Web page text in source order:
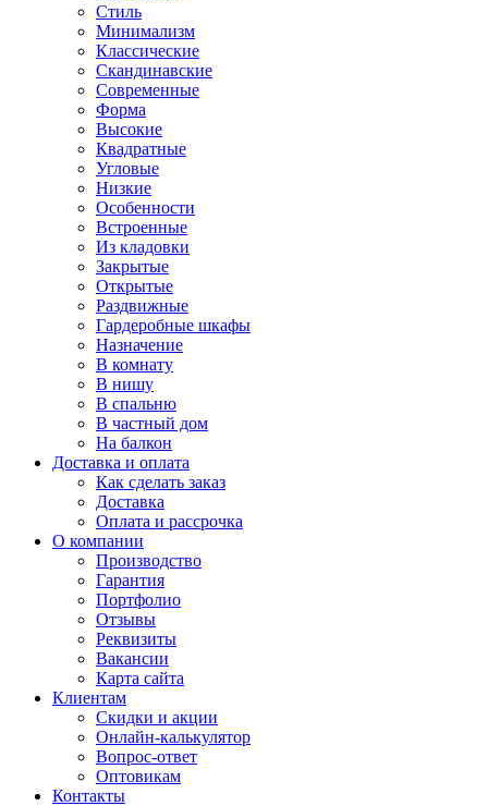
Стиль
Минимализм
Классические
Скандинавские
Современные
Форма
Высокие
Квадратные
Угловые
Низкие
Особенности
Встроенные
Из кладовки
Закрытые
Открытые
Раздвижные
Гардеробные шкафы
Назначение
В комнату
В нишу
В спальню
В частный дом
На балкон
Доставка и оплата
Как сделать заказ
Доставка
Оплата и рассрочка
О компании
Производство
Гарантия
Портфолио
Отзывы
Реквизиты
Вакансии
Карта сайта
Клиентам
Скидки и акции
Онлайн-калькулятор
Вопрос-ответ
Оптовикам
Контакты